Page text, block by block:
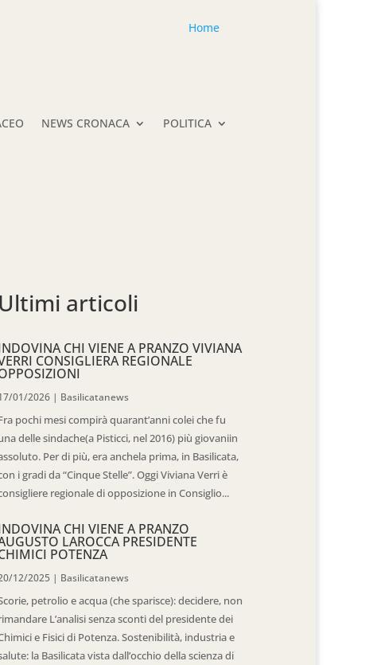
Home
NEWS CRONACA POLITICA
Ultimi articoli
CHI VIENE A PRANZO VIVIANA
CONSIGLIERA REGIONALE
01/2026| Basilicatanews
pochi mesi compirà quarant’anni colei che fu
delle sindache(a Pisticci, nel 2016) più giovaniin
Per di più, era anchela prima, in Basilicata,
i gradi da “Cinque Stelle”. Oggi Viviana Verri è
regionale di opposizione in Consiglio...
CHI VIENE A PRANZO
LAROCCA PRESIDENTE
POTENZA
12/2025 | Basilicatanews
petrolio e acqua (che sparisce): decidere, non
L’analisi senza sconti del presidente dei
e Fisici di Potenza. Sostenibilità, industria e
la Basilicata vista dall’occhio della scienza di